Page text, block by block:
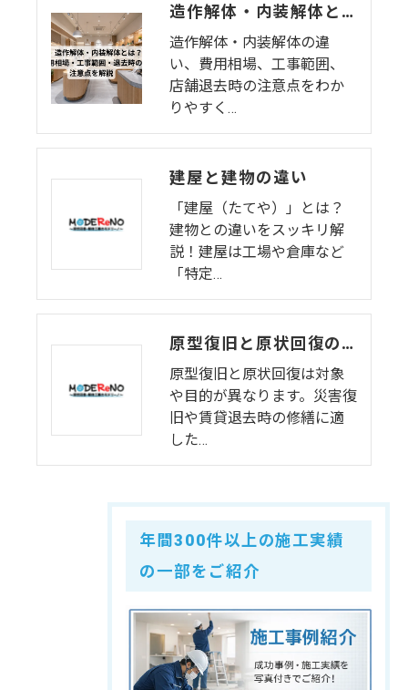
造作解体・内装解体とは？費用相場・工事範囲・退去時の注意点を解説
造作解体・内装解体の違
い、費用相場、工事範囲、
店舗退去時の注意点をわか
りやすく…
建屋と建物の違い
「建屋（たてや）」とは？
建物との違いをスッキリ解
説！建屋は工場や倉庫など
「特定…
原型復旧と原状回復の違い：それぞれの意味と選び方【解説】
原型復旧と原状回復は対象
や目的が異なります。災害復
旧や賃貸退去時の修繕に適
した…
年間300件以上の施工実績
の一部をご紹介